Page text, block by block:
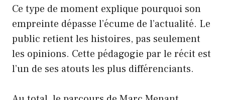
Ce type de moment explique pourquoi son
empreinte dépasse l’écume de l’actualité. Le
public retient les histoires, pas seulement
les opinions. Cette pédagogie par le récit est
l’un de ses atouts les plus différenciants.